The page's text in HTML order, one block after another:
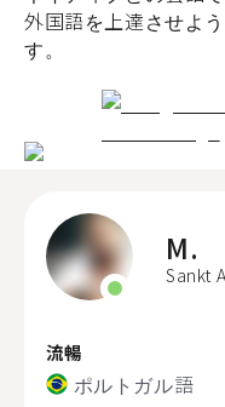
外国語を上達させよ
す。
M.
Sankt
流暢
ポルトガル語